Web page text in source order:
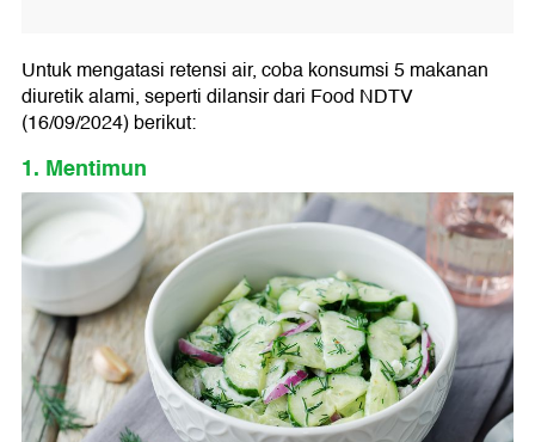
Untuk mengatasi retensi air, coba konsumsi 5 makanan
diuretik alami, seperti dilansir dari Food NDTV
(16/09/2024) berikut:
1. Mentimun